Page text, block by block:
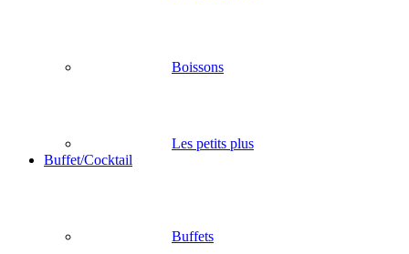
Boissons
Les petits plus
Buffet/Cocktail
Buffets